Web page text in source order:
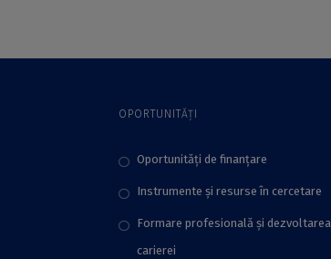
OPORTUNITĂȚI
Oportunități de finanțare
Instrumente și resurse în cercetare
Formare profesională și dezvoltarea
carierei